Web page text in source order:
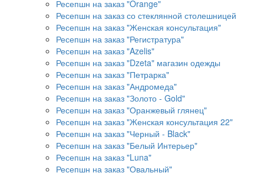
Ресепшн на заказ "Orange"
Ресепшн на заказ со стеклянной столешницей
Ресепшн на заказ "Женская консультация"
Ресепшн на заказ "Регистратура"
Ресепшн на заказ "Azelis"
Ресепшн на заказ "Dzeta" магазин одежды
Ресепшн на заказ "Петрарка"
Ресепшн на заказ "Андромеда"
Ресепшн на заказ "Золото - Gold"
Ресепшн на заказ "Оранжевый глянец"
Ресепшн на заказ "Женская консультация 22"
Ресепшн на заказ "Черный - Black"
Ресепшн на заказ "Белый Интерьер"
Ресепшн на заказ "Luna"
Ресепшн на заказ "Овальный"